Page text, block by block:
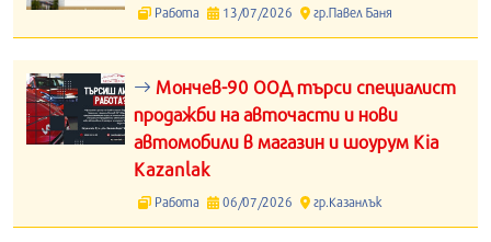
Работа 13/07/2026 гр.Павел Баня
Мончев-90 ООД търси специалист
продажби на авточасти и нови
автомобили в магазин и шоурум Kia
Kazanlak
Работа 06/07/2026 гр.Казанлък